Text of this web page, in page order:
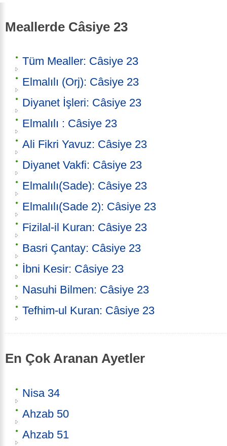
Meallerde Câsiye 23
Tüm Mealler: Câsiye 23
Elmalılı (Orj): Câsiye 23
Diyanet İşleri: Câsiye 23
Elmalılı : Câsiye 23
Ali Fikri Yavuz: Câsiye 23
Diyanet Vakfi: Câsiye 23
Elmalılı(Sade): Câsiye 23
Elmalılı(Sade 2): Câsiye 23
Fizilal-il Kuran: Câsiye 23
Basri Çantay: Câsiye 23
İbni Kesir: Câsiye 23
Nasuhi Bilmen: Câsiye 23
Tefhim-ul Kuran: Câsiye 23
En Çok Aranan Ayetler
Nisa 34
Ahzab 50
Ahzab 51